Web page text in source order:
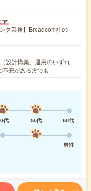
ア
グ業務】Broadcom社の
設計構築、運用のいずれ
不安がある方でも…
代 50代
60代
男性